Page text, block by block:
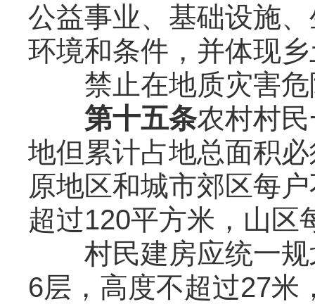
公益事业、基础设施
环境和条件，并体现
禁止在地质灾害危
第十五条农村村
地但累计占地总面积
原地区和城市郊区每
超过120平方米，山区
村民建房应统一规
6层，高度不超过27米